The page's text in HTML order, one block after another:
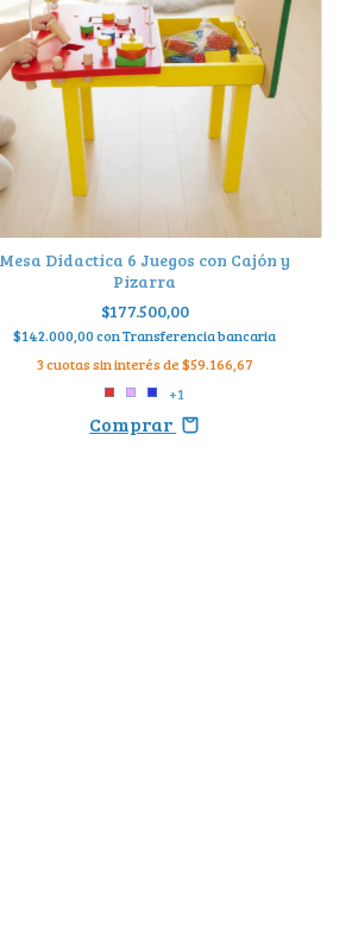
Mesa Didactica 6 Juegos con Cajón y
Pizarra
$177.500,00
$142.000,00conTransferencia bancaria
3cuotas sin interés de$59.166,67
+1
Comprar